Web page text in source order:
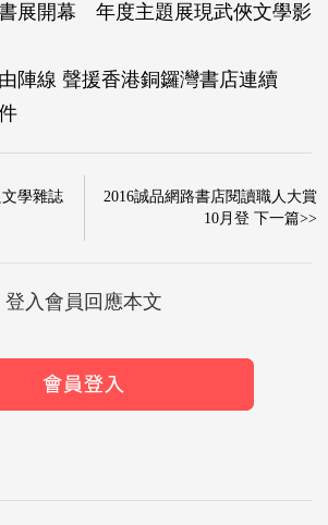
展開幕 年度主題展現武俠文學影
陣線 聲援香港銅鑼灣書店連續
學雜誌
2016誠品網路書店閱讀職人大賞
10月登 下一篇>>
登入會員回應本文